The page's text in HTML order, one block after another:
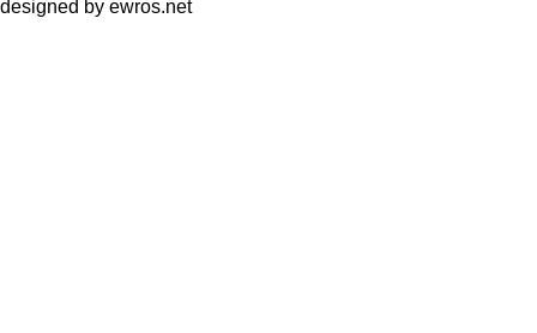
designed by ewros.net